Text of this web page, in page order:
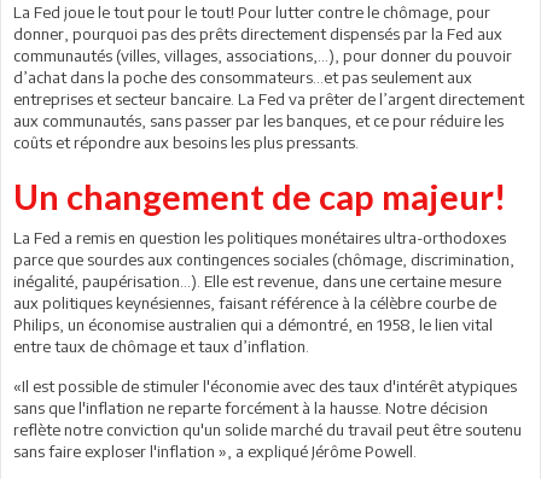
La Fed joue le tout pour le tout! Pour lutter contre le chômage, pour
donner, pourquoi pas des prêts directement dispensés par la Fed aux
communautés (villes, villages, associations,…), pour donner du pouvoir
d’achat dans la poche des consommateurs…et pas seulement aux
entreprises et secteur bancaire. La Fed va prêter de l’argent directement
aux communautés, sans passer par les banques, et ce pour réduire les
coûts et répondre aux besoins les plus pressants.
Un changement de cap majeur!
La Fed a remis en question les politiques monétaires ultra-orthodoxes
parce que sourdes aux contingences sociales (chômage, discrimination,
inégalité, paupérisation…). Elle est revenue, dans une certaine mesure
aux politiques keynésiennes, faisant référence à la célèbre courbe de
Philips, un économise australien qui a démontré, en 1958, le lien vital
entre taux de chômage et taux d’inflation.
«Il est possible de stimuler l'économie avec des taux d'intérêt atypiques
sans que l'inflation ne reparte forcément à la hausse. Notre décision
reflète notre conviction qu'un solide marché du travail peut être soutenu
sans faire exploser l'inflation », a expliqué Jérôme Powell.